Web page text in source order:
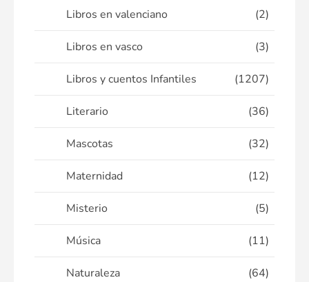
Libros en valenciano (2)
Libros en vasco (3)
Libros y cuentos Infantiles (1207)
Literario (36)
Mascotas (32)
Maternidad (12)
Misterio (5)
Música (11)
Naturaleza (64)